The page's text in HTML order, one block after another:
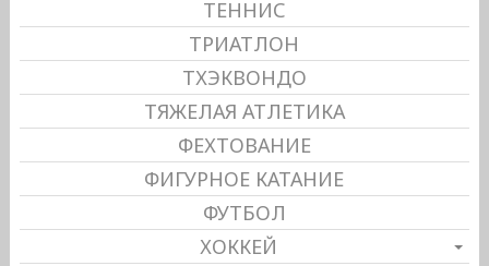
ТЕННИС
ТРИАТЛОН
ТХЭКВОНДО
ТЯЖЕЛАЯ АТЛЕТИКА
ФЕХТОВАНИЕ
ФИГУРНОЕ КАТАНИЕ
ФУТБОЛ
ХОККЕЙ